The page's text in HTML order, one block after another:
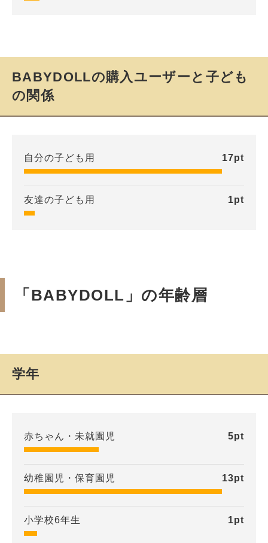
BABYDOLLの購入ユーザーと子ども
の関係
自分の子ども用 17pt
友達の子ども用 1pt
「BABYDOLL」の年齢層
学年
赤ちゃん・未就園児 5pt
幼稚園児・保育園児 13pt
小学校6年生 1pt